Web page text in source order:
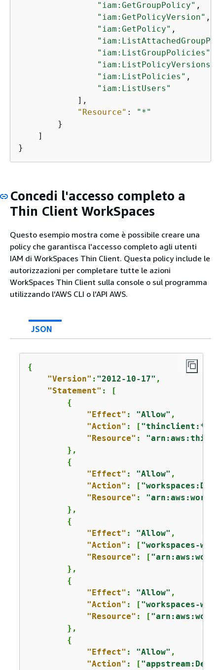
"iam:GetGroupPolicy" ,
"iam:GetPolicyVersion" ,
"iam:GetPolicy" ,
"iam:ListGroupPolicies"
"iam:ListPolicyVersions"
"iam:ListPolicies" ,
"iam:ListUsers"
            ],
"Resource" :
"*"
        }
    ]
}
Concedi l'accesso completo a
Thin Client WorkSpaces
Questo esempio mostra come è possibile creare una
policy che garantisca l'accesso completo agli utenti
IAM di WorkSpaces Thin Client. Questa policy include le
autorizzazioni per completare tutte le azioni
WorkSpaces Thin Client sulla console o sul programma
utilizzando l'AWS CLI o l'API AWS.
JSON
{
"Version" : "2012-10-17" ,
"Statement" : [
{
"Effect" : "Allow" ,
"Action" : ["thinclient:*"
"Resource" :
        },
{
"Effect" : "Allow" ,
"Action" : [
"Resource" :
        },
{
"Effect" : "Allow" ,
"Action" : ["workspaces-
"Resource" : [
        },
{
"Effect" : "Allow" ,
"Action" : ["workspaces-
"Resource" : [
        },
{
"Effect" : "Allow" ,
"Action" : [